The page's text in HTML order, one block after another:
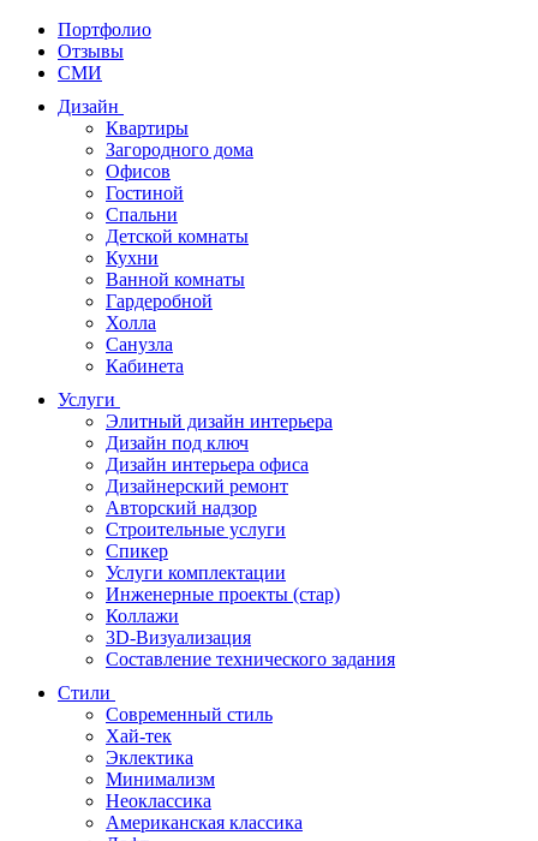
Портфолио
Отзывы
СМИ
Дизайн
Квартиры
Загородного дома
Офисов
Гостиной
Спальни
Детской комнаты
Кухни
Ванной комнаты
Гардеробной
Холла
Санузла
Кабинета
Услуги
Элитный дизайн интерьера
Дизайн под ключ
Дизайн интерьера офиса
Дизайнерский ремонт
Авторский надзор
Строительные услуги
Спикер
Услуги комплектации
Инженерные проекты (стар)
Коллажи
3D-Визуализация
Составление технического задания
Стили
Современный стиль
Хай-тек
Эклектика
Минимализм
Неоклассика
Американская классика